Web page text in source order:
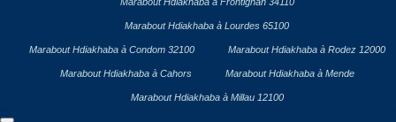
Marabout Hdiakhaba à Lourdes 65100
Marabout Hdiakhaba à Condom 32100 Marabout Hdiakhaba à Rodez 12000
Marabout Hdiakhaba à Cahors Marabout Hdiakhaba à Mende
Marabout Hdiakhaba à Millau 12100